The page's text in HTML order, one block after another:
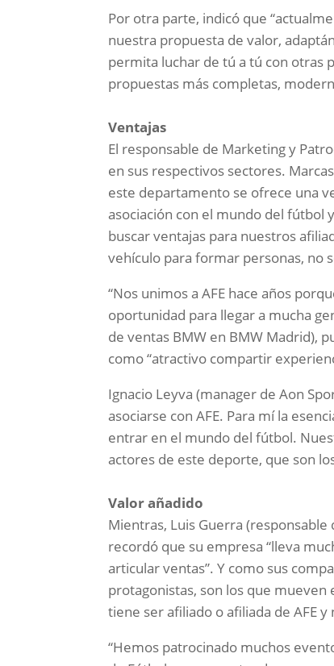
Por otra parte, indicó que
nuestra propuesta de valor,
permita luchar de tú a tú con otras
propuestas más completas,
Ventajas
El responsable de Marketing y
en sus respectivos sectores.
este departamento se ofrece una
asociación con el mundo del fútbol
buscar ventajas para nuestros
vehículo para formar personas, no
“Nos unimos a AFE hace años
oportunidad para llegar a mucha
de ventas BMW en BMW Madrid),
como “atractivo compartir
Ignacio Leyva (manager de Aon
asociarse con AFE. Para mí la
entrar en el mundo del fútbol.
actores de este deporte, que son
Valor añadido
Mientras, Luis Guerra
recordó que su empresa “lleva
articular ventas”. Y como sus
protagonistas, son los que
tiene ser afiliado o afiliada de AFE
“Hemos patrocinado muchos